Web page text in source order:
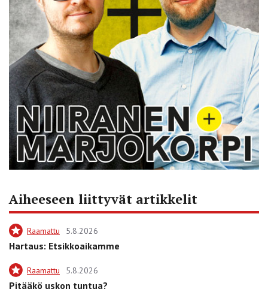
Aiheeseen liittyvät artikkelit
Raamattu 5.8.2026
Hartaus: Etsikkoaikamme
Raamattu 5.8.2026
Pitääkö uskon tuntua?